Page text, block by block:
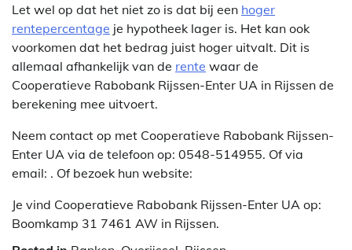
Let wel op dat het niet zo is dat bij een hoger
rentepercentage je hypotheek lager is. Het kan ook
voorkomen dat het bedrag juist hoger uitvalt. Dit is
allemaal afhankelijk van de rente waar de
Cooperatieve Rabobank Rijssen-Enter UA in Rijssen de
berekening mee uitvoert.
Neem contact op met Cooperatieve Rabobank Rijssen-
Enter UA via de telefoon op: 0548-514955. Of via
email: . Of bezoek hun website:
Je vind Cooperatieve Rabobank Rijssen-Enter UA op:
Boomkamp 31 7461 AW in Rijssen.